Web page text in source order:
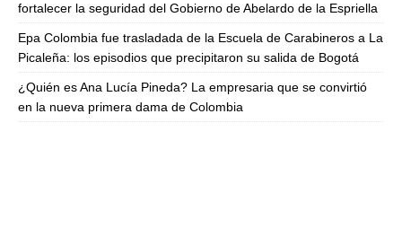
fortalecer la seguridad del Gobierno de Abelardo de la Espriella
Epa Colombia fue trasladada de la Escuela de Carabineros a La
Picaleña: los episodios que precipitaron su salida de Bogotá
¿Quién es Ana Lucía Pineda? La empresaria que se convirtió
en la nueva primera dama de Colombia